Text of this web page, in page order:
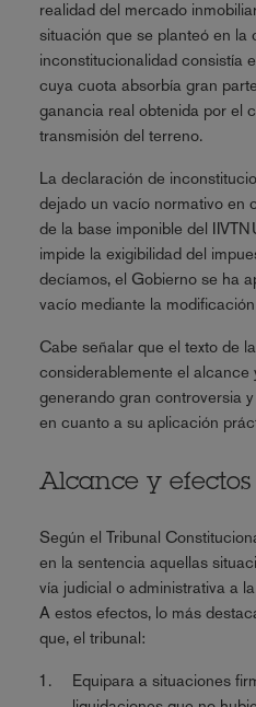
realidad del mercado
situación que se planteó en la
inconstitucionalidad consistía
cuya cuota absorbía gran
ganancia real obtenida por el
transmisión del terreno.
La declaración de
dejado un vacío normativo en
de la base imponible del
impide la exigibilidad del
decíamos, el Gobierno se ha
vacío mediante la
Cabe señalar que el texto de
considerablemente el alcance
generando gran controversia
en cuanto a su aplicación
Alcance y
Según el Tribunal
en la sentencia aquellas
vía judicial o administrativa a
A estos efectos, lo más
que, el tribunal:
Equipara a situaciones